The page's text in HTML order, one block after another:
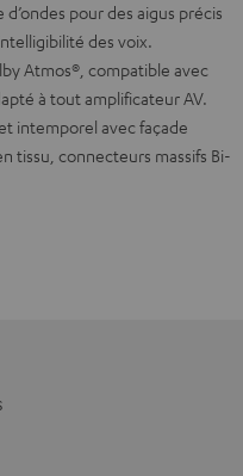
pour des aigus précis
des voix.
Atmos®, compatible avec
à tout amplificateur AV.
intemporel avec façade
tissu, connecteurs massifs Bi-